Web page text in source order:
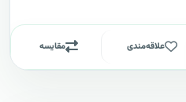
علاقه‌مندی مقایسه